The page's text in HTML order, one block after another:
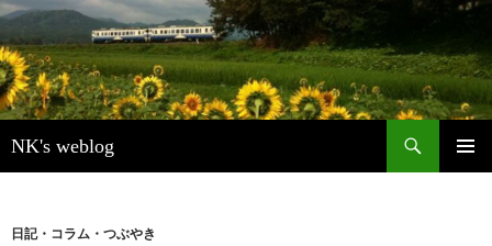
NK's weblog
索
ン
日記・コラム・つぶやき